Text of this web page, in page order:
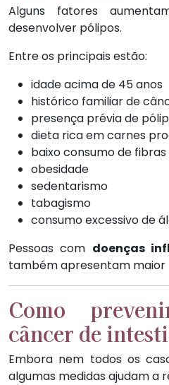
Alguns fatores
desenvolver pólipos.
Entre os principais estão:
idade acima de 45 anos
histórico familiar de
presença prévia de
dieta rica em carnes
baixo consumo de fibras
obesidade
sedentarismo
tabagismo
consumo excessivo de
Pessoas com doenças
também apresentam maior
Como
câncer de
Embora nem todos os
algumas medidas ajudam a